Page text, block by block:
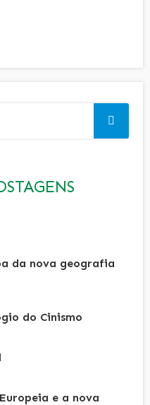
da nova geografia
do Cinismo
e a nova